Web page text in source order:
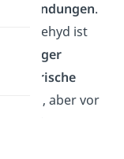
Verbindungen.
Aldehyd ist
weniger
sterische
spielen, aber vor